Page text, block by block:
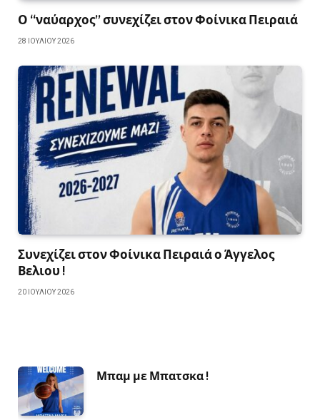
Ο “ναύαρχος” συνεχίζει στον Φοίνικα Πειραιά
28 ΙΟΥΛΊΟΥ 2026
Συνεχίζει στον Φοίνικα Πειραιά ο Άγγελος
Βελιου !
20 ΙΟΥΛΊΟΥ 2026
Μπαμ με Μπατσκα !